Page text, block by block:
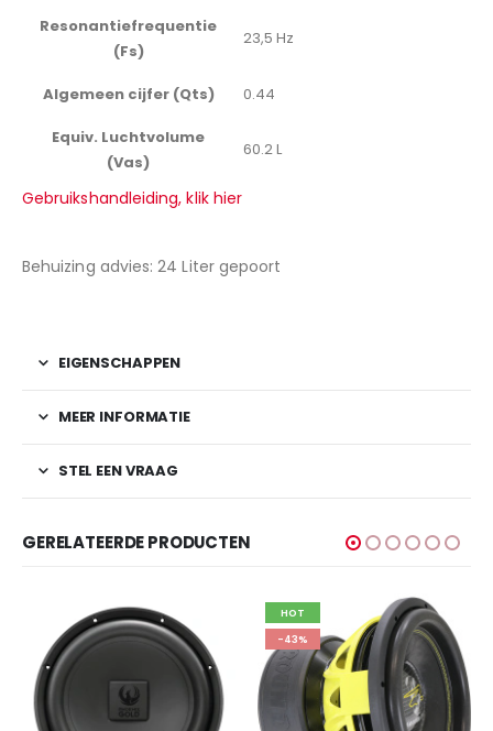
Resonantiefrequentie
(Fs)
23,5 Hz
Algemeen cijfer (Qts) 0.44
Equiv. Luchtvolume
(Vas)
60.2 L
Gebruikshandleiding, klik hier
Behuizing advies: 24 Liter gepoort
EIGENSCHAPPEN
MEER INFORMATIE
STEL EEN VRAAG
GERELATEERDE PRODUCTEN
HOT
-43%